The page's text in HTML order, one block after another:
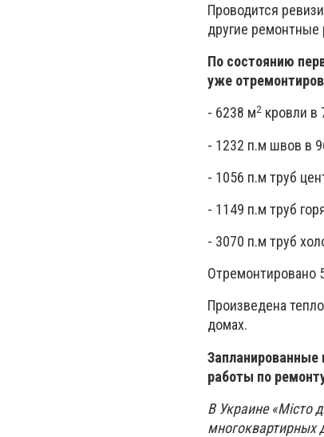
Проводится
другие ремонтные
По состоянию
уже
- 6238 м2 кровли в
- 1232 п.м швов в
- 1056 п.м труб
- 1149 п.м труб
- 3070 п.м труб
Отремонтировано
Произведена
домах.
работы по
В Украине «Місто
многоквартирных